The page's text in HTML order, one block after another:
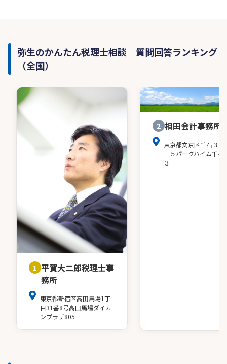
弥生のかんたん税理士相談 質問回答ランキング
（全国）
1 平賀大二郎税理士事
務所
東京都新宿区高田馬場1丁
目31番8号高田馬場ダイカ
ンプラザ805
2 相田会計事務所
東京都文京区千石３－
－５パークハイム千石
３